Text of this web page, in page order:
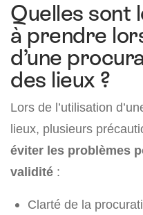
Quelles sont
à prendre
d’une
des lieux ?
Lors de l’utilisation
lieux, plusieurs
éviter les problèmes
validité :
Clarté de la